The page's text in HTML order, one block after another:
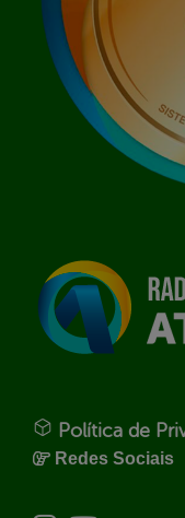
Política de
Redes Sociais